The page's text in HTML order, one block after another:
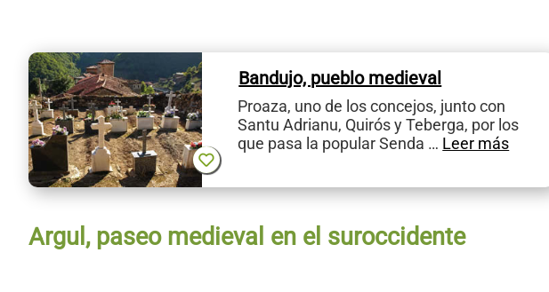
Bandujo, pueblo medieval
Proaza, uno de los concejos, junto con
Santu Adrianu, Quirós y Teberga, por los
que pasa la popular Senda … Leer más
Argul, paseo medieval en el suroccidente